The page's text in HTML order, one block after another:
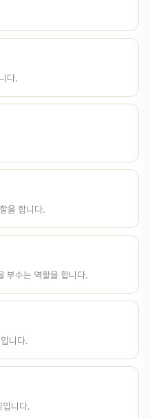
다.
을 합니다.
부수는 역할을 합니다.
니다.
입니다.